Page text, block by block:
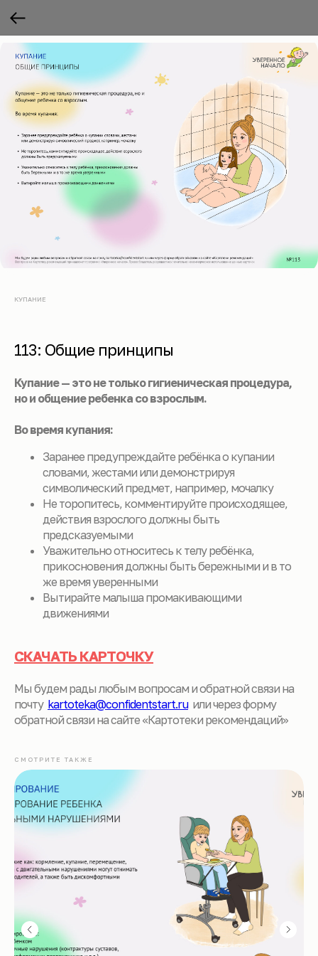
КУПАНИЕ
113: Общие принципы
Купание — это не только гигиеническая процедура,
но и общение ребенка со взрослым.
Во время купания:
Заранее предупреждайте ребёнка о купании
словами, жестами или демонстрируя
символический предмет, например, мочалку
Не торопитесь, комментируйте происходящее,
действия взрослого должны быть
предсказуемыми
Уважительно относитесь к телу ребёнка,
прикосновения должны быть бережными и в то
же время уверенными
Вытирайте малыша промакивающими
движениями
СКАЧАТЬ КАРТОЧКУ
Мы будем рады любым вопросам и обратной связи на
почту kartoteka@confidentstart.ruили через форму
обратной связи на сайте «Картотеки рекомендаций»
СМОТРИТЕ ТАКЖЕ